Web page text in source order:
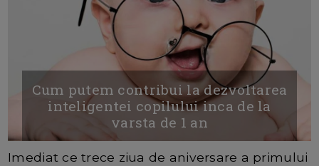
Cum putem contribui la dezvoltarea
inteligentei copilului inca de la
varsta de 1 an
Imediat ce trece ziua de aniversare a primului